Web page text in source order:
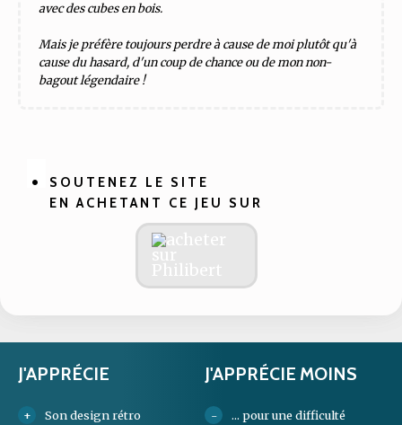
avec des cubes en bois.
Mais je préfère toujours perdre à cause de moi plutôt qu'à
cause du hasard, d'un coup de chance ou de mon non-
bagout légendaire !
SOUTENEZ LE SITE
EN ACHETANT CE JEU SUR
J'APPRÉCIE
Son design rétro
J'APPRÉCIE MOINS
... pour une difficulté